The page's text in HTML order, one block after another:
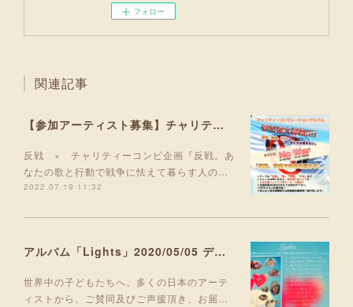
フォロー
関連記事
【参加アーティスト募集】チャリティーコンピアルバム「No War」参加者募集開始！
反戦 × チャリティーコンピ企画『反戦。あ
なたの歌と行動で戦争に怯えて暮らす人の…
2022.07.19 11:32
アルバム「Lights」2020/05/05 デジタルリリース！
世界中の子どもたちへ。多くの日本のアーテ
ィストから、ご賛同及びご声援頂き、お届…